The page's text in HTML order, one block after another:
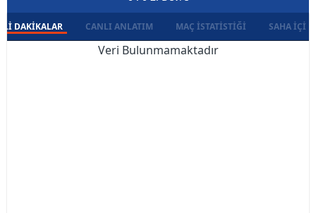
DAKIKALAR CANLI ANLATIM MAÇ İSTATISTIĞI SAHA İÇI
Veri Bulunmamaktadır